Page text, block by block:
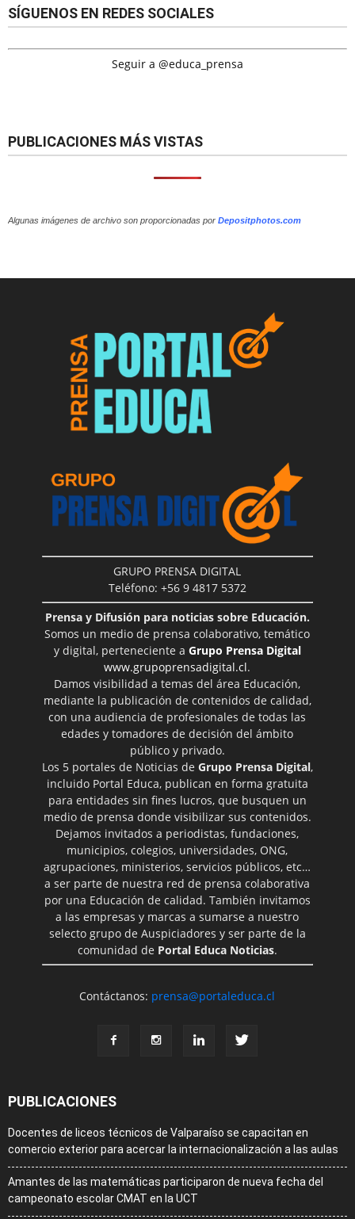
SÍGUENOS EN REDES SOCIALES
Seguir a @educa_prensa
PUBLICACIONES MÁS VISTAS
Algunas imágenes de archivo son proporcionadas por Depositphotos.com
GRUPO PRENSA DIGITAL
Teléfono: +56 9 4817 5372
Prensa y Difusión para noticias sobre Educación.
Somos un medio de prensa colaborativo, temático
y digital, perteneciente a Grupo Prensa Digital
www.grupoprensadigital.cl.
Damos visibilidad a temas del área Educación,
mediante la publicación de contenidos de calidad,
con una audiencia de profesionales de todas las
edades y tomadores de decisión del ámbito
público y privado.
Los 5 portales de Noticias de Grupo Prensa Digital,
incluido Portal Educa, publican en forma gratuita
para entidades sin fines lucros, que busquen un
medio de prensa donde visibilizar sus contenidos.
Dejamos invitados a periodistas, fundaciones,
municipios, colegios, universidades, ONG,
agrupaciones, ministerios, servicios públicos, etc…
a ser parte de nuestra red de prensa colaborativa
por una Educación de calidad. También invitamos
a las empresas y marcas a sumarse a nuestro
selecto grupo de Auspiciadores y ser parte de la
comunidad de Portal Educa Noticias.
Contáctanos: prensa@portaleduca.cl
PUBLICACIONES
Docentes de liceos técnicos de Valparaíso se capacitan en
comercio exterior para acercar la internacionalización a las aulas
Amantes de las matemáticas participaron de nueva fecha del
campeonato escolar CMAT en la UCT